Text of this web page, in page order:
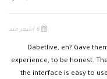
Dabetlive, eh? Gave
experience, to be honest.
the interface is easy to